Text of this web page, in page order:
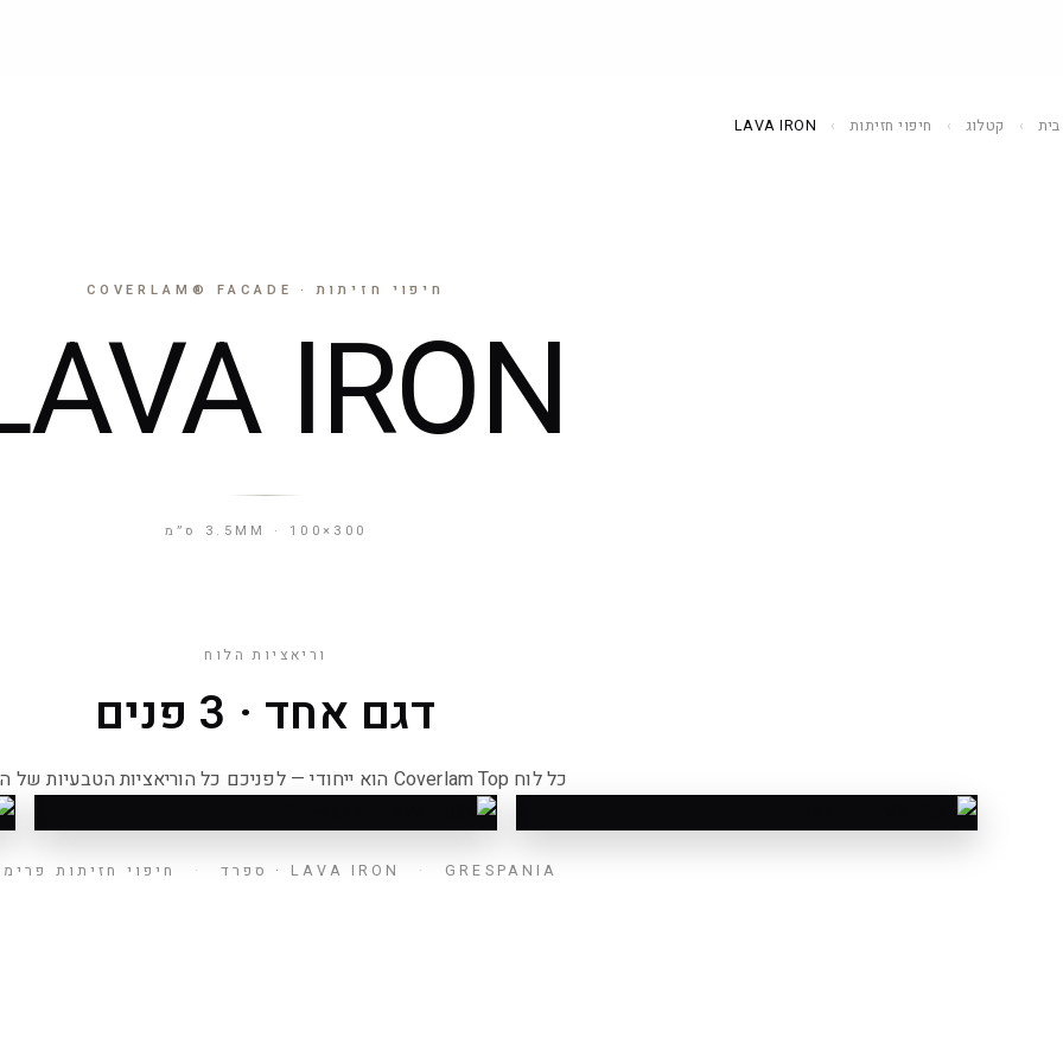
בית › קטלוג › חיפוי חזיתות ›
LAVA IRON
חיפוי חזיתות · COVERLAM® FACADE
IRON
3.5MM · 100×300 ס״מ
וריאציות הלוח
דגם אחד · 3 פנים
כל לוח Coverlam Top הוא ייחודי — לפניכם כל הוריאציות הטבעיות של הדגם.
LAVA IRON · GRESPANIA · ספרד · חיפוי חזיתות